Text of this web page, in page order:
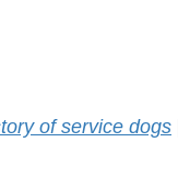
of service dogs